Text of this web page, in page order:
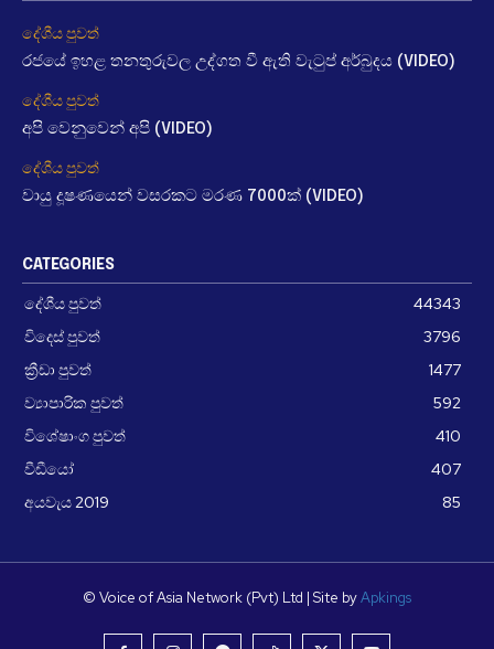
දේශීය පුවත්
රජයේ ඉහළ තනතුරුවල උද්ගත වී ඇති වැටුප් අර්බුදය (VIDEO)
දේශීය පුවත්
අපි වෙනුවෙන් අපි (VIDEO)
දේශීය පුවත්
වායු දූෂණයෙන් වසරකට මරණ 7000ක් (VIDEO)
CATEGORIES
දේශීය පුවත්
44343
විදෙස් පුවත්
3796
ක්‍රීඩා පුවත්
1477
ව්‍යාපාරික පුවත්
592
විශේෂාංග පුවත්
410
වීඩීයෝ
407
අයවැය 2019
85
© Voice of Asia Network (Pvt) Ltd | Site byApkings